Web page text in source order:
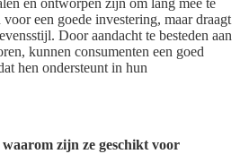
en ontworpen zijn om lang mee te
een goede investering, maar draagt
Door aandacht te besteden aan
kunnen consumenten een goed
hen ondersteunt in hun
zijn ze geschikt voor